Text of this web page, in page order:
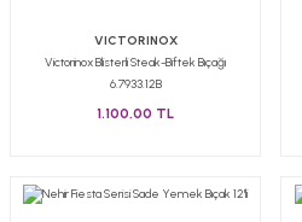
VICTORINOX
Victorinox Blisterli Steak-Biftek Bıçağı
6.7933.12B
1.100,00 TL